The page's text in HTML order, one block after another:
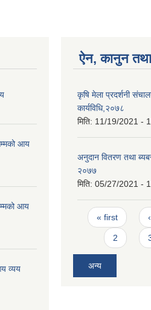
आय
आय
व्यय
ऐन, कानुन तथा
कृषि मेला प्रदर्शनी
कार्यविधि,२०७८
मिति: 11/19/2021 -
अनुदान वितरण तथा
२०७७
मिति: 05/27/2021 -
Pages
« first
2
अन्य